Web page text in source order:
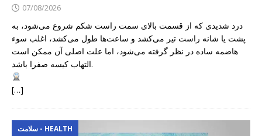
07/08/2026
درد شدیدی که از قسمت بالای سمت راست شکم شروع می‌شود، به
پشت یا شانه راست تیر می‌کشد و ساعت‌ها طول می‌کشد، اغلب سوء
هاضمه ساده در نظر گرفته می‌شود، اما علت اصلی آن ممکن است
التهاب کیسه صفرا باشد.
[…]
سلامت - HEALTH